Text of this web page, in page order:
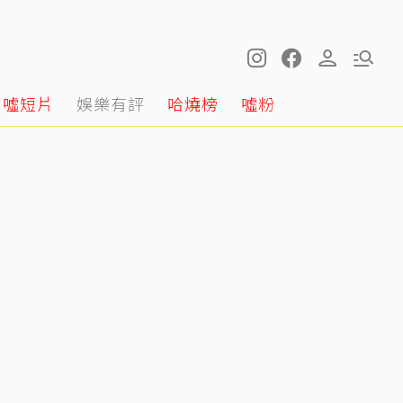
噓短片 娛樂有評 哈燒榜 噓粉